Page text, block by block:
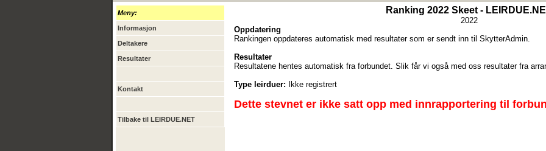
Meny:
Informasjon
Deltakere
Resultater
Kontakt
Tilbake til LEIRDUE.NET
Ranking 2022 Skeet -
2022
Oppdatering
Rankingen oppdateres automatisk med resultater som er sendt inn til SkytterAdmin.
Resultater
Resultatene hentes automatisk fra forbundet. Slik får vi også med oss resultater fra
Type leirduer: Ikke registrert
Dette stevnet er ikke satt opp med innrapportering til